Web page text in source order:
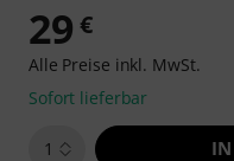
29 €
Alle Preise inkl. MwSt.
Sofort lieferbar
1 IN